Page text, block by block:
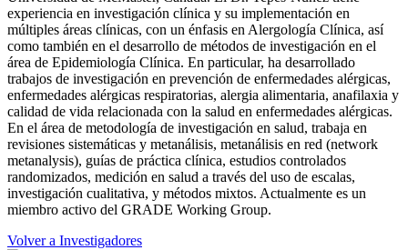
experiencia en investigación clínica y su implementación en
múltiples áreas clínicas, con un énfasis en Alergología Clínica, así
como también en el desarrollo de métodos de investigación en el
área de Epidemiología Clínica. En particular, ha desarrollado
trabajos de investigación en prevención de enfermedades alérgicas,
enfermedades alérgicas respiratorias, alergia alimentaria, anafilaxia y
calidad de vida relacionada con la salud en enfermedades alérgicas.
En el área de metodología de investigación en salud, trabaja en
revisiones sistemáticas y metanálisis, metanálisis en red (network
metanalysis), guías de práctica clínica, estudios controlados
randomizados, medición en salud a través del uso de escalas,
investigación cualitativa, y métodos mixtos. Actualmente es un
miembro activo del GRADE Working Group.
Volver a Investigadores